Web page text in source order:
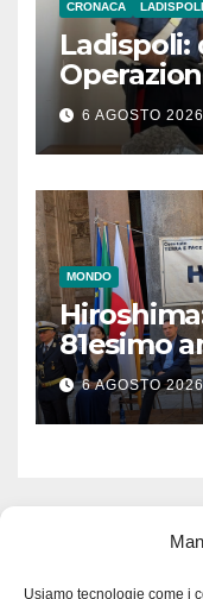
Usiamo tecnologie come i
CRONACA LADISPOLI
Ladispoli:
6 AGOSTO 2026
MONDO
81esimo
monito
6 AGOSTO